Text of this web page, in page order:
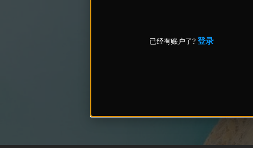
已经有账户了?登录